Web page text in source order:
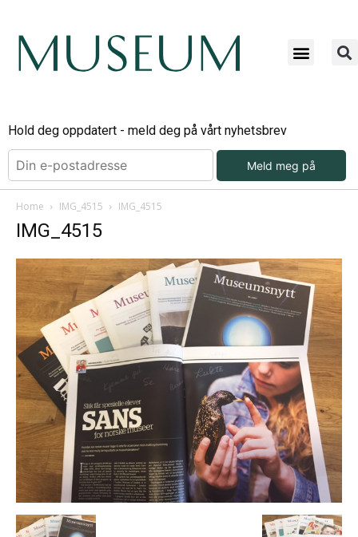
Hold deg oppdatert - meld deg på vårt nyhetsbrev
Meld meg på
Home IMG_4515 IMG_4515
IMG_4515